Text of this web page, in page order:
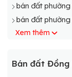
bán đất
bán đất phường
bán đất phường
bán đất phường
Xem thêm
Bán đất Đồng